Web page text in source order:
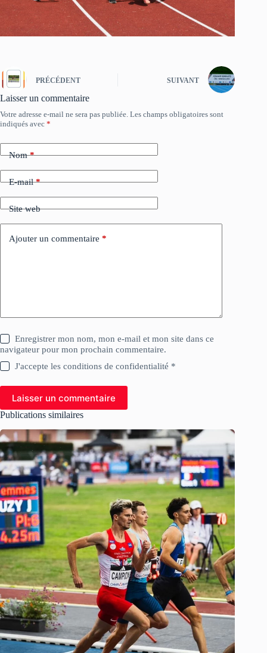
PRÉCÉDENT SUIVANT
Laisser un commentaire
Votre adresse e-mail ne sera pas publiée. Les champs obligatoires sont
indiqués avec *
Nom*
E-mail*
Site web
Ajouter un commentaire *
Enregistrer mon nom, mon e-mail et mon site dans ce
navigateur pour mon prochain commentaire.
J'accepte les conditions de confidentialité *
Laisser un commentaire
Publications similaires